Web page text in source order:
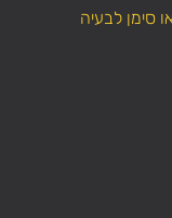
סימן לבעיה